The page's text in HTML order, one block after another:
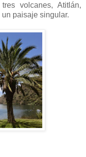
volcanes, Atitlán,
paisaje singular.